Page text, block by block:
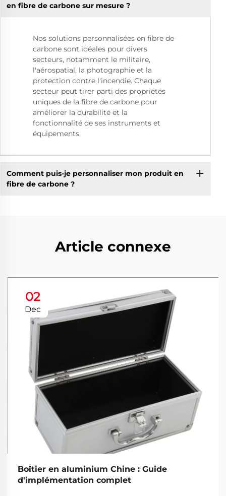
en fibre de carbone sur mesure ?
Nos solutions personnalisées en fibre de
carbone sont idéales pour divers
secteurs, notamment le militaire,
l'aérospatial, la photographie et la
protection contre l'incendie. Chaque
secteur peut tirer parti des propriétés
uniques de la fibre de carbone pour
améliorer la durabilité et la
fonctionnalité de ses instruments et
équipements.
Comment puis-je personnaliser mon produit en
fibre de carbone ?
Article connexe
02
Dec
Boîtier en aluminium Chine : Guide
d'implémentation complet